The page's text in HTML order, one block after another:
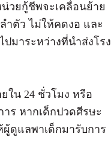
วยกู้ชีพจะเคลื่อนย้าย
ำตัว ไม่ให้คดงอ และ
มาระหว่างที่นำส่งโรง
ใน 24 ชั่วโมง หรือ
ร หากเด็กปวดศีรษะ
ผู้ดูแลพาเด็กมารับการ